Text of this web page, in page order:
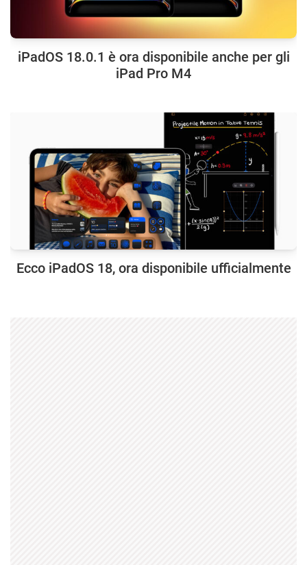
iPadOS 18.0.1 è ora disponibile anche per gli
iPad Pro M4
Ecco iPadOS 18, ora disponibile ufficialmente